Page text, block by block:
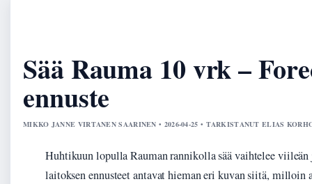
Sää Rauma 10 vrk –
ennuste
MIKKO JANNE VIRTANEN SAARINEN • 2026-04-25 • TARKISTANUT ELIAS
Huhtikuun lopulla Rauman rannikolla sää vaihtelee
laitoksen ennusteet antavat hieman eri kuvan siitä,